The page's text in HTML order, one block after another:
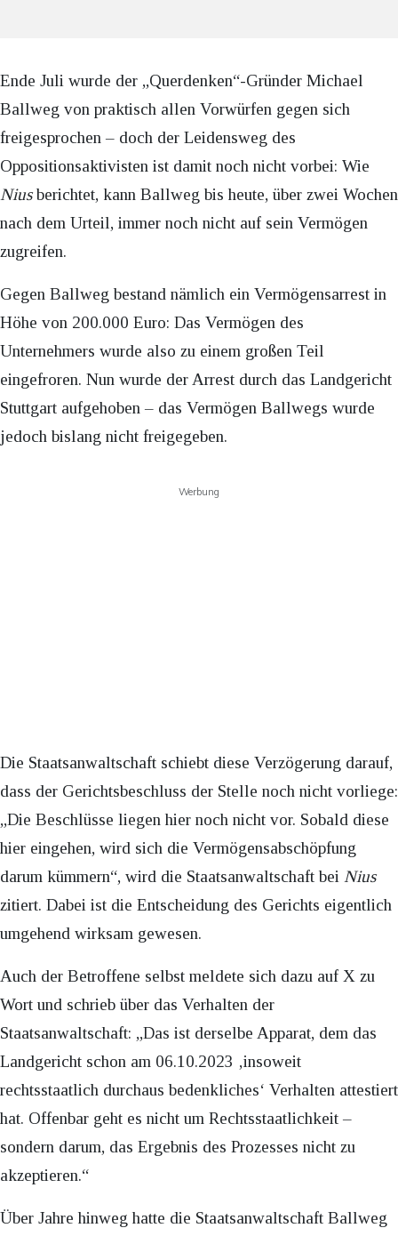
Ende Juli wurde der „Querdenken“-Gründer Michael
Ballweg von praktisch allen Vorwürfen gegen sich
freigesprochen – doch der Leidensweg des
Oppositionsaktivisten ist damit noch nicht vorbei: Wie
Niusberichtet, kann Ballweg bis heute, über zwei Wochen
nach dem Urteil, immer noch nicht auf sein Vermögen
zugreifen.
Gegen Ballweg bestand nämlich ein Vermögensarrest in
Höhe von 200.000 Euro: Das Vermögen des
Unternehmers wurde also zu einem großen Teil
eingefroren. Nun wurde der Arrest durch das Landgericht
Stuttgart aufgehoben – das Vermögen Ballwegs wurde
jedoch bislang nicht freigegeben.
Werbung
Die Staatsanwaltschaft schiebt diese Verzögerung darauf,
dass der Gerichtsbeschluss der Stelle noch nicht vorliege:
„Die Beschlüsse liegen hier noch nicht vor. Sobald diese
hier eingehen, wird sich die Vermögensabschöpfung
darum kümmern“, wird die Staatsanwaltschaft bei Nius
zitiert. Dabei ist die Entscheidung des Gerichts eigentlich
umgehend wirksam gewesen.
Auch der Betroffene selbst meldete sich dazu auf X zu
Wort und schrieb über das Verhalten der
Staatsanwaltschaft: „Das ist derselbe Apparat, dem das
Landgericht schon am 06.10.2023 ‚insoweit
rechtsstaatlich durchaus bedenkliches‘ Verhalten attestiert
hat. Offenbar geht es nicht um Rechtsstaatlichkeit –
sondern darum, das Ergebnis des Prozesses nicht zu
akzeptieren.“
Über Jahre hinweg hatte die Staatsanwaltschaft Ballweg